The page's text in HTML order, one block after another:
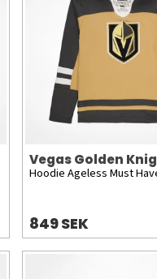
Vegas Golden
Hoodie Ageless Must
849 SEK